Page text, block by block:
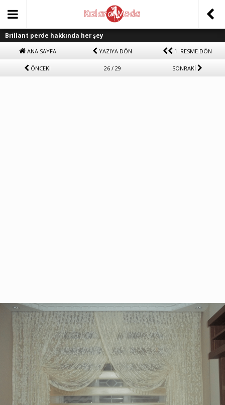
Brillant perde hakkında her şey
ANA SAYFA YAZIYA DÖN 1. RESME DÖN
ÖNCEKİ 26 / 29 SONRAKİ